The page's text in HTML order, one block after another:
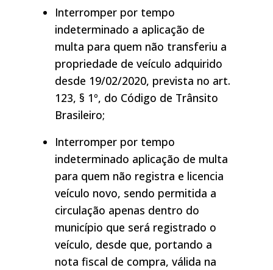
Interromper por tempo
indeterminado a aplicação de
multa para quem não transferiu a
propriedade de veículo adquirido
desde 19/02/2020, prevista no art.
123, § 1º, do Código de Trânsito
Brasileiro;
Interromper por tempo
indeterminado aplicação de multa
para quem não registra e licencia
veículo novo, sendo permitida a
circulação apenas dentro do
município que será registrado o
veículo, desde que, portando a
nota fiscal de compra, válida na